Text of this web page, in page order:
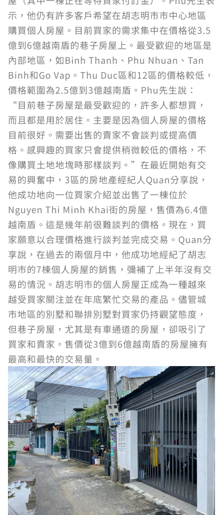
示，他仍有許多客戶希望在胡志明市市中心地區
購買個人房屋。目前買家的需求集中在價格從3.5
億到6億越南盾的巷子房屋上。最受歡迎的地區是
內部地區，如Binh Thanh、Phu Nhuan、Tan
Binh和Go Vap。Thu Duc區和12區的價格較低，
價格範圍為2.5億到3億越南盾。Phu先生說：
“目前巷子房屋是最受歡迎的，許多人都想買，
而且都是用於居住。主要是因為個人房屋的價格
目前很好。需要出售的賣家不會談判或提高價
格。感興趣的買家只會提供稍微較低的價格，不
像購買土地地塊時那樣談判。”在最近開始有交
易的興奮中，3區的房地產經紀人Quan分享說，
他成功地向一位買家介紹並出售了一棟位於
Nguyen Thi Minh Khai街的房屋，售價為6.4億
越南盾。這是幾年前很難談判的價格。現在，買
家願意以合理價格進行談判並完成交易。Quan分
享說，在過去的兩個月中，他成功地經紀了胡志
明市的7棟個人房屋的銷售，彌補了上半年沒有交
易的情況。胡志明市的個人房屋正成為一種越來
越受買家關注並在年底繁忙交易的產品。儘管城
市地區的別墅和聯排別墅對買家仍持觀望態度，
但巷子房屋，尤其是有車通道的房屋，卻吸引了
買家和賣家。售價從3億到6億越南盾的房屋擁有
最高和最快的交易量。